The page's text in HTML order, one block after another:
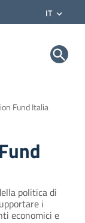
IT
SpA
Fund Italia
politica di
i
economici e